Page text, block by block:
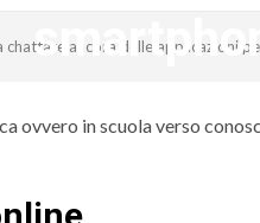
chattare ancora delle applicazioni
ovvero in scuola verso